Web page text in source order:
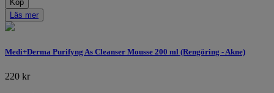
Köp
Läs mer
Medi+Derma Purifyng As Cleanser Mousse 200 ml (Rengöring - Akne)
220 kr